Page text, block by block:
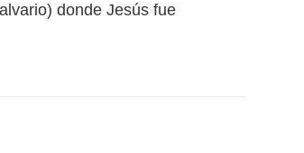
donde Jesús fue